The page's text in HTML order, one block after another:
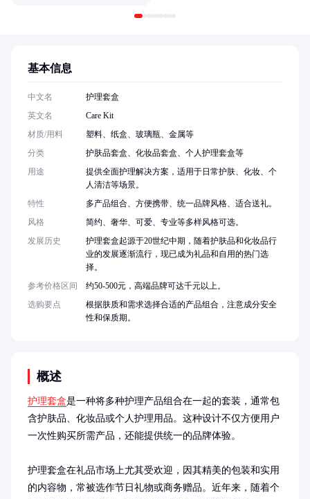
概述
护理套盒是一种将多种护理产品组合在一起的套装，通常包
含护肤品、化妆品或个人护理用品。这种设计不仅方便用户
一次性购买所需产品，还能提供统一的品牌体验。
护理套盒在礼品市场上尤其受欢迎，因其精美的包装和实用
的内容物，常被选作节日礼物或商务赠品。近年来，随着个
基本信息
中文名
护理套盒
英文名
Care Kit
材质/用料
塑料、纸盒、玻璃瓶、金属等
分类
护肤品套盒、化妆品套盒、个人护理套盒等
用途
提供全面护理解决方案，适用于日常护肤、化妆、个
人清洁等场景。
特性
多产品组合、方便携带、统一品牌风格、适合送礼。
风格
简约、奢华、可爱、专业等多样风格可选。
发展历史
护理套盒起源于20世纪中期，随着护肤品和化妆品行
业的发展逐渐流行，现已成为礼品和自用的热门选
择。
参考价格区间
约50-500元，高端品牌可达千元以上。
选购要点
根据肤质和需求选择合适的产品组合，注意成分安全
性和保质期。